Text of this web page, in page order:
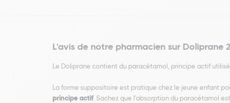
L'avis de notre pharmacien sur Doliprane
Le Doliprane contient du paracétamol, principe actif utilisé
La forme suppositoire est pratique chez le jeune enfant
principe actif. Sachez que l'absorption du paracétamol est